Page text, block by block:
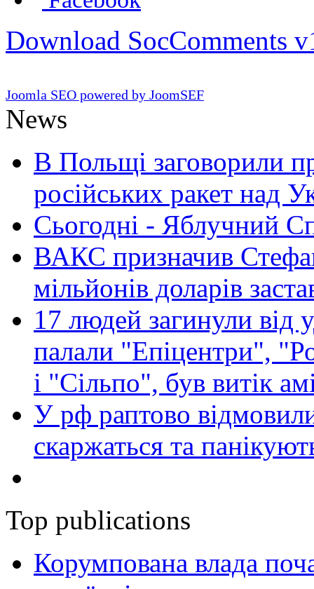
Download SocComments
Joomla SEO powered by JoomSEF
News
В Польщі заговорили
російських ракет над
Сьогодні - Яблучний
ВАКС призначив
мільйонів доларів
17 людей загинули від
палали "Епіцентри",
і "Сільпо", був витік
У рф раптово
скаржаться та
Top publications
Корумпована влада